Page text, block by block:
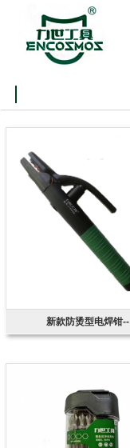
新款防烫型电焊钳--